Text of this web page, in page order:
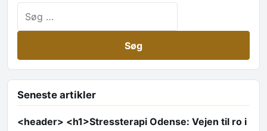
Seneste artikler
<header> <h1>Stressterapi Odense: Vejen til ro i